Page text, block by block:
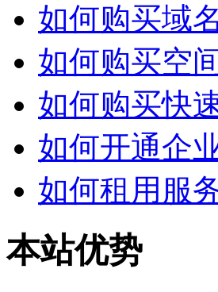
如何购买域名
如何购买空
如何购买快
如何开通企
如何租用服
本站优势